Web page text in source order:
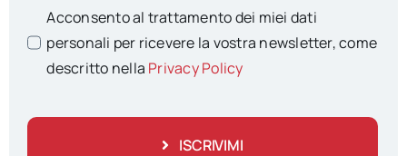
Acconsento al trattamento dei miei dati
personali per ricevere la vostra newsletter, come
descritto nella Privacy Policy
ISCRIVIMI